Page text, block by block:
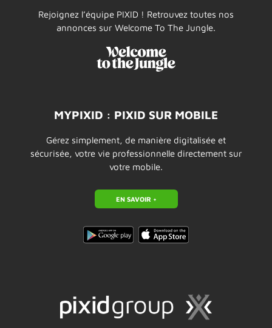
Rejoignez l’équipe PIXID ! Retrouvez toutes nos
annonces sur Welcome To The Jungle.
MYPIXID : PIXID SUR MOBILE
Gérez simplement, de manière digitalisée et
sécurisée, votre vie professionnelle directement sur
votre mobile.
EN SAVOIR +